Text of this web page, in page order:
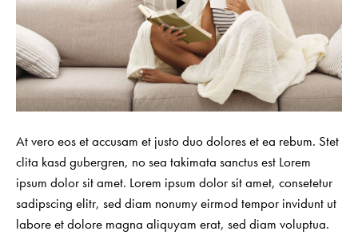
At vero eos et accusam et justo duo dolores et ea rebum. Stet
clita kasd gubergren, no sea takimata sanctus est Lorem
ipsum dolor sit amet. Lorem ipsum dolor sit amet, consetetur
sadipscing elitr, sed diam nonumy eirmod tempor invidunt ut
labore et dolore magna aliquyam erat, sed diam voluptua.